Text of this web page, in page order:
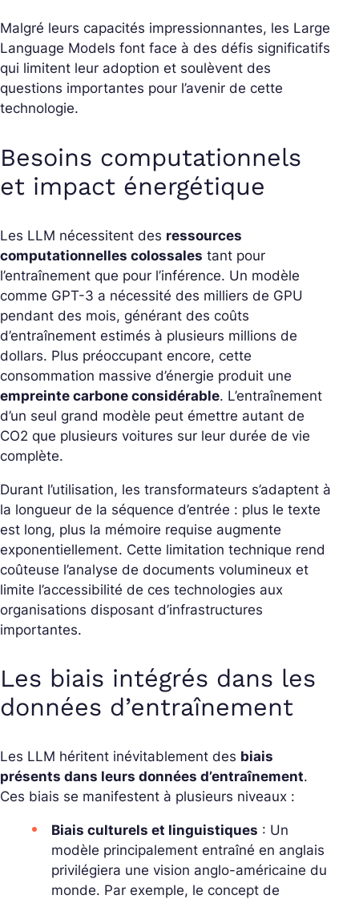
Malgré leurs capacités impressionnantes, les Large
Language Models font face à des défis significatifs
qui limitent leur adoption et soulèvent des
questions importantes pour l’avenir de cette
technologie.
Besoins computationnels
et impact énergétique
Les LLM nécessitent des ressources
computationnelles colossales tant pour
l’entraînement que pour l’inférence. Un modèle
comme GPT-3 a nécessité des milliers de GPU
pendant des mois, générant des coûts
d’entraînement estimés à plusieurs millions de
dollars. Plus préoccupant encore, cette
consommation massive d’énergie produit une
empreinte carbone considérable. L’entraînement
d’un seul grand modèle peut émettre autant de
CO2 que plusieurs voitures sur leur durée de vie
complète.
Durant l’utilisation, les transformateurs s’adaptent à
la longueur de la séquence d’entrée : plus le texte
est long, plus la mémoire requise augmente
exponentiellement. Cette limitation technique rend
coûteuse l’analyse de documents volumineux et
limite l’accessibilité de ces technologies aux
organisations disposant d’infrastructures
importantes.
Les biais intégrés dans les
données d’entraînement
Les LLM héritent inévitablement des biais
présents dans leurs données d’entraînement.
Ces biais se manifestent à plusieurs niveaux :
Biais culturels et linguistiques : Un
modèle principalement entraîné en anglais
privilégiera une vision anglo-américaine du
monde. Par exemple, le concept de